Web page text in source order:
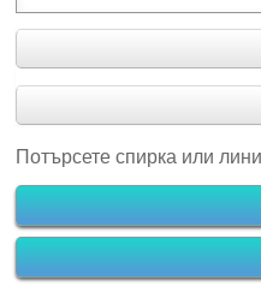
Потърсете спирка или